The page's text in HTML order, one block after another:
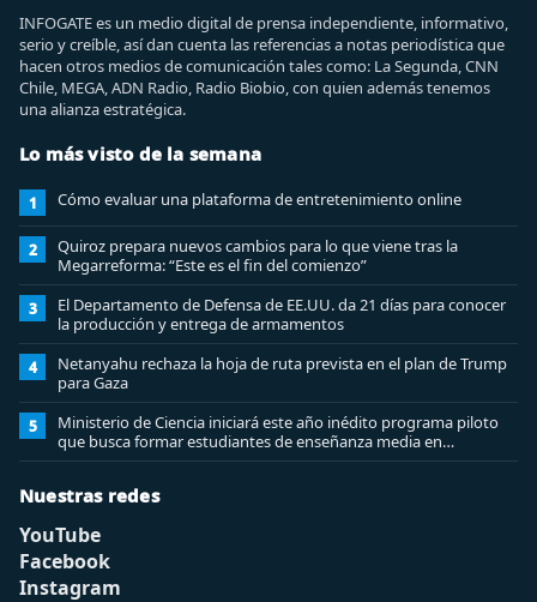
INFOGATE es un medio digital de prensa independiente, informativo,
serio y creíble, así dan cuenta las referencias a notas periodística que
hacen otros medios de comunicación tales como: La Segunda, CNN
Chile, MEGA, ADN Radio, Radio Biobio, con quien además tenemos
una alianza estratégica.
Lo más visto de la semana
1 Cómo evaluar una plataforma de entretenimiento online
2
Quiroz prepara nuevos cambios para lo que viene tras la
Megarreforma: “Este es el fin del comienzo”
3
El Departamento de Defensa de EE.UU. da 21 días para conocer
la producción y entrega de armamentos
4
Netanyahu rechaza la hoja de ruta prevista en el plan de Trump
para Gaza
5
Ministerio de Ciencia iniciará este año inédito programa piloto
que busca formar estudiantes de enseñanza media en
ciberseguridad
Nuestras redes
YouTube
Facebook
Instagram